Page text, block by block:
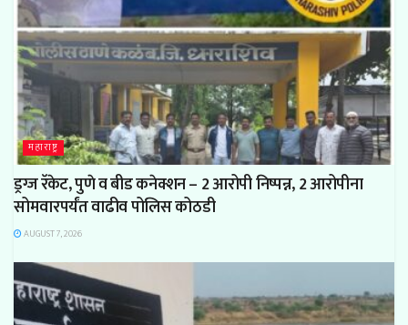
महाराष्ट्र
ड्रग्ज रॅकेट, पुणे व बीड कनेक्शन – 2 आरोपी निष्पन्न, 2 आरोपीना
सोमवारपर्यंत वाढीव पोलिस कोठडी
AUGUST 7, 2026